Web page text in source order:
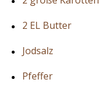
2 EL Butter
Jodsalz
Pfeffer